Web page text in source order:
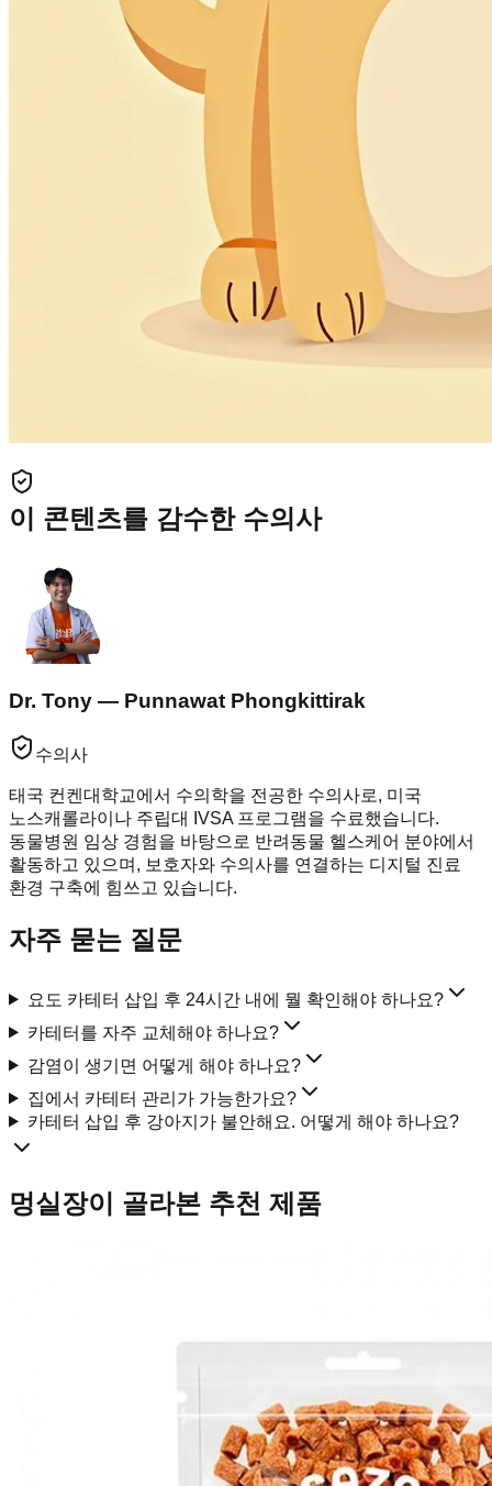
이 콘텐츠를 감수한 수의사
Dr. Tony — Punnawat Phongkittirak
수의사
태국 컨켄대학교에서 수의학을 전공한 수의사로, 미국
노스캐롤라이나 주립대 IVSA 프로그램을 수료했습니다.
동물병원 임상 경험을 바탕으로 반려동물 헬스케어 분야에서
활동하고 있으며, 보호자와 수의사를 연결하는 디지털 진료
환경 구축에 힘쓰고 있습니다.
자주 묻는 질문
요도 카테터 삽입 후 24시간 내에 뭘 확인해야 하나요?
카테터를 자주 교체해야 하나요?
감염이 생기면 어떻게 해야 하나요?
집에서 카테터 관리가 가능한가요?
카테터 삽입 후 강아지가 불안해요. 어떻게 해야 하나요?
멍실장이 골라본 추천 제품